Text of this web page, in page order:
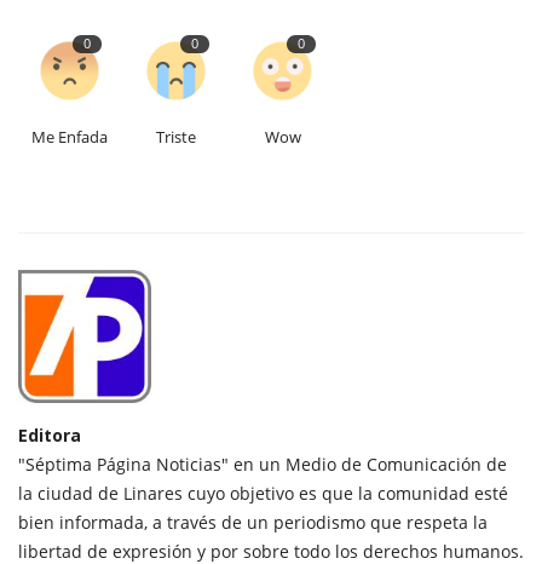
0
Me Enfada
0
Triste
0
Wow
Editora
"Séptima Página Noticias" en un Medio de Comunicación de
la ciudad de Linares cuyo objetivo es que la comunidad esté
bien informada, a través de un periodismo que respeta la
libertad de expresión y por sobre todo los derechos humanos.